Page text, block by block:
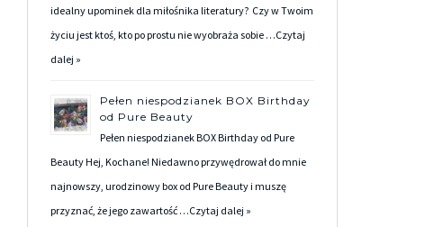
idealny upominek dla miłośnika literatury? Czy w Twoim
życiu jest ktoś, kto po prostu nie wyobraża sobie …Czytaj
dalej »
Pełen niespodzianek BOX Birthday
od Pure Beauty
Pełen niespodzianek BOX Birthday od Pure
Beauty Hej, Kochane! Niedawno przywędrował do mnie
najnowszy, urodzinowy box od Pure Beauty i muszę
przyznać, że jego zawartość …Czytaj dalej »